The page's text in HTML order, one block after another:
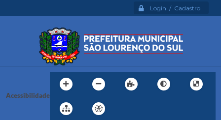
Login / Cadastro
Acessibilidade